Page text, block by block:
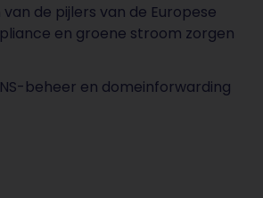
de pijlers van de Europese
en groene stroom zorgen
beheer en domeinforwarding